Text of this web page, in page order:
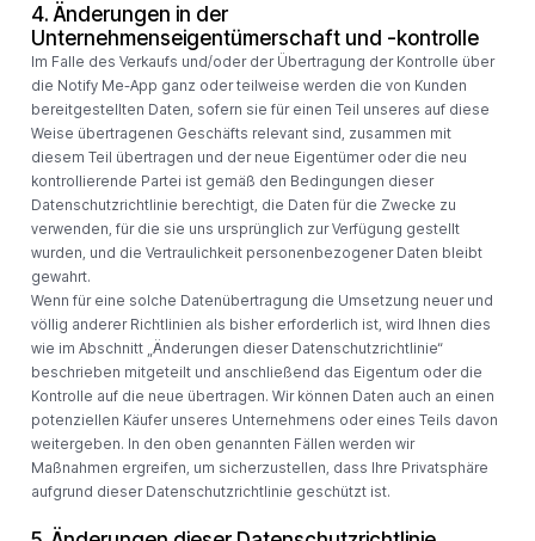
4. Änderungen in der
Unternehmenseigentümerschaft und -kontrolle
Im Falle des Verkaufs und/oder der Übertragung der Kontrolle über
die Notify Me-App ganz oder teilweise werden die von Kunden
bereitgestellten Daten, sofern sie für einen Teil unseres auf diese
Weise übertragenen Geschäfts relevant sind, zusammen mit
diesem Teil übertragen und der neue Eigentümer oder die neu
kontrollierende Partei ist gemäß den Bedingungen dieser
Datenschutzrichtlinie berechtigt, die Daten für die Zwecke zu
verwenden, für die sie uns ursprünglich zur Verfügung gestellt
wurden, und die Vertraulichkeit personenbezogener Daten bleibt
gewahrt.
Wenn für eine solche Datenübertragung die Umsetzung neuer und
völlig anderer Richtlinien als bisher erforderlich ist, wird Ihnen dies
wie im Abschnitt „Änderungen dieser Datenschutzrichtlinie“
beschrieben mitgeteilt und anschließend das Eigentum oder die
Kontrolle auf die neue übertragen. Wir können Daten auch an einen
potenziellen Käufer unseres Unternehmens oder eines Teils davon
weitergeben. In den oben genannten Fällen werden wir
Maßnahmen ergreifen, um sicherzustellen, dass Ihre Privatsphäre
aufgrund dieser Datenschutzrichtlinie geschützt ist.